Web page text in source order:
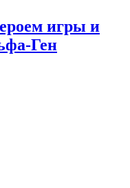
игры и
Ген